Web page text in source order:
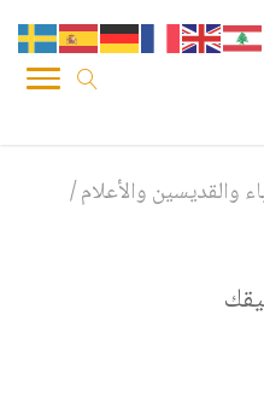
والقديسين والأعلام/